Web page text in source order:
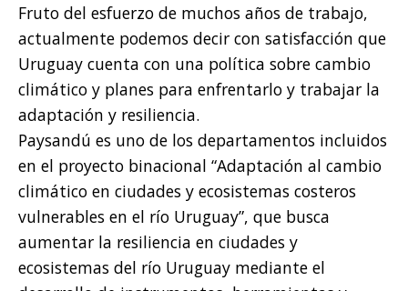
Fruto del esfuerzo de muchos años de trabajo,
actualmente podemos decir con satisfacción que
Uruguay cuenta con una política sobre cambio
climático y planes para enfrentarlo y trabajar la
adaptación y resiliencia.
Paysandú es uno de los departamentos incluidos
en el proyecto binacional “Adaptación al cambio
climático en ciudades y ecosistemas costeros
vulnerables en el río Uruguay”, que busca
aumentar la resiliencia en ciudades y
ecosistemas del río Uruguay mediante el